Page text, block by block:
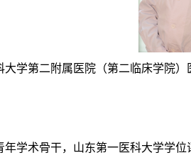
大学第二附属医院（第二临床学院
年学术骨干，山东第一医科大学学